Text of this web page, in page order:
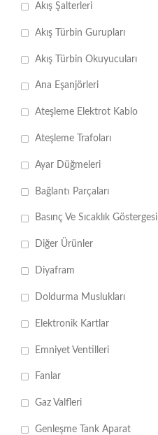
Akış Şalterleri
Akış Türbin Gurupları
Akış Türbin Okuyucuları
Ana Eşanjörleri
Ateşleme Elektrot Kablo
Ateşleme Trafoları
Ayar Düğmeleri
Bağlantı Parçaları
Basınç Ve Sıcaklık Göstergesi
Diğer Ürünler
Diyafram
Doldurma Muslukları
Elektronik Kartlar
Emniyet Ventilleri
Fanlar
Gaz Valfleri
Genleşme Tank Aparat